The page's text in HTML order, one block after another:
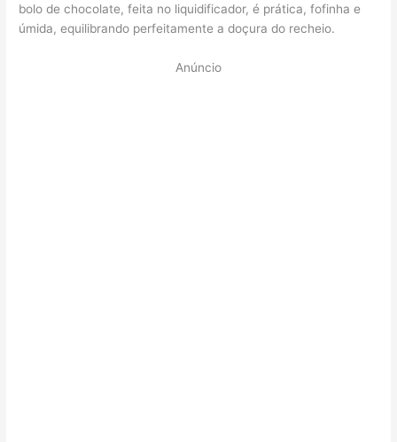
bolo de chocolate, feita no liquidificador, é prática, fofinha e
úmida, equilibrando perfeitamente a doçura do recheio.
Anúncio